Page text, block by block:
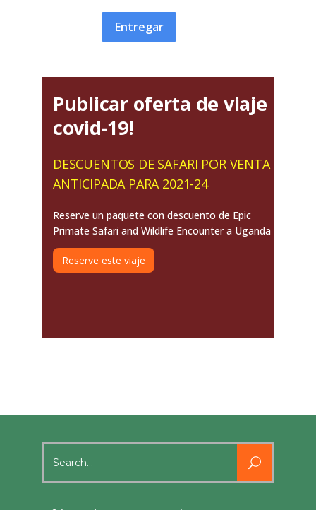
Entregar
Publicar oferta de viaje
covid-19!
DESCUENTOS DE SAFARI POR VENTA
ANTICIPADA PARA 2021-24
Reserve un paquete con descuento de Epic
Primate Safari and Wildlife Encounter a Uganda
Reserve este viaje
for: